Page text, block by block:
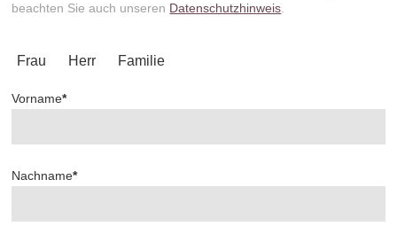
beachten Sie auch unseren Datenschutzhinweis.
Frau Herr Familie
Vorname*
Nachname*